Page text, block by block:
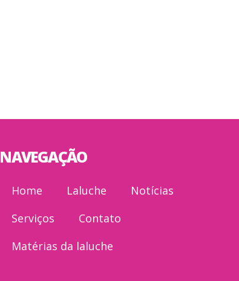
NAVEGAÇÃO
Home Laluche
Notícias
Serviços
Contato
Matérias da laluche